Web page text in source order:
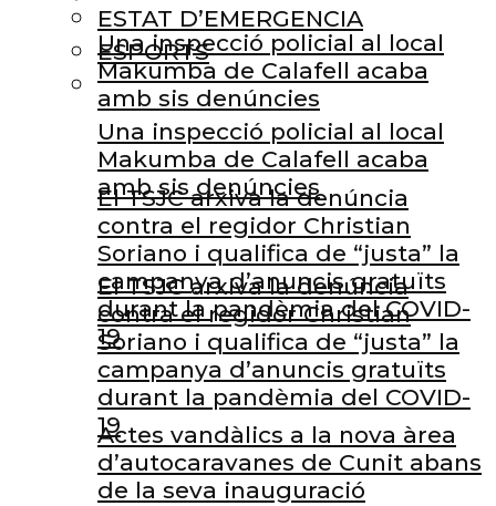
Una inspecció policial al local
Makumba de Calafell acaba
amb sis denúncies
El TSJC arxiva la denúncia
contra el regidor Christian
Soriano i qualifica de “justa” la
campanya d’anuncis gratuïts
durant la pandèmia del COVID-
19
Actes vandàlics a la nova àrea
d’autocaravanes de Cunit abans
de la seva inauguració
ESTAT D’EMERGENCIA
ESPORTS
Una inspecció policial al local
Makumba de Calafell acaba
amb sis denúncies
El TSJC arxiva la denúncia
contra el regidor Christian
Soriano i qualifica de “justa” la
campanya d’anuncis gratuïts
durant la pandèmia del COVID-
19